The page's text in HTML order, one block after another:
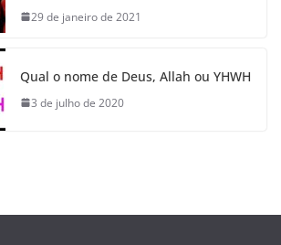
29 de janeiro de 2021
Qual o nome de Deus, Allah ou YHWH
3 de julho de 2020